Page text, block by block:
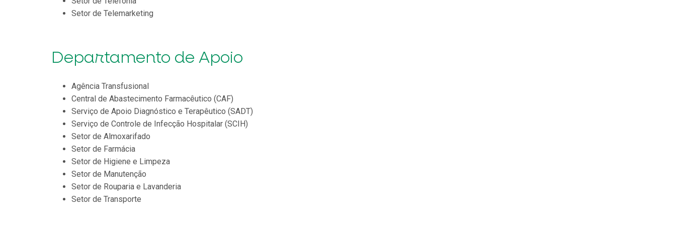
Setor de Telemarketing
Departamento de Apoio
Agência Transfusional
Central de Abastecimento Farmacêutico (CAF)
Serviço de Apoio Diagnóstico e Terapêutico (SADT)
Serviço de Controle de Infecção Hospitalar (SCIH)
Setor de Almoxarifado
Setor de Farmácia
Setor de Higiene e Limpeza
Setor de Manutenção
Setor de Rouparia e Lavanderia
Setor de Transporte